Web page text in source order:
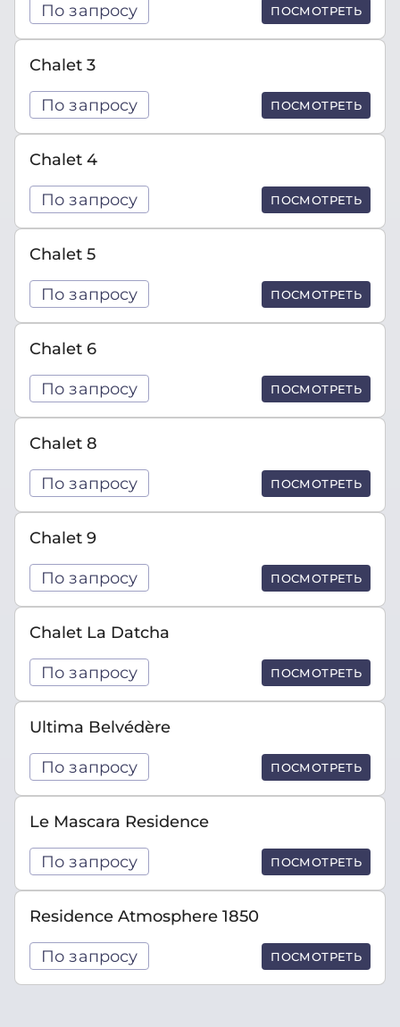
По запросу ПОСМОТРЕТЬ
Chalet 3
По запросу ПОСМОТРЕТЬ
Chalet 4
По запросу ПОСМОТРЕТЬ
Chalet 5
По запросу ПОСМОТРЕТЬ
Chalet 6
По запросу ПОСМОТРЕТЬ
Chalet 8
По запросу ПОСМОТРЕТЬ
Chalet 9
По запросу ПОСМОТРЕТЬ
Chalet La Datcha
По запросу ПОСМОТРЕТЬ
Ultima Belvédère
По запросу ПОСМОТРЕТЬ
Le Mascara Residence
По запросу ПОСМОТРЕТЬ
Residence Atmosphere 1850
По запросу ПОСМОТРЕТЬ